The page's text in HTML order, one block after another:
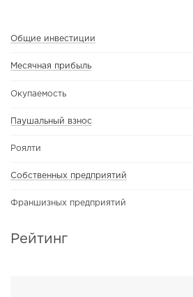
Общие инвестиции
Месячная прибыль
Окупаемость
Паушальный взнос
Роялти
Собственных предприятий
Франшизных предприятий
Рейтинг